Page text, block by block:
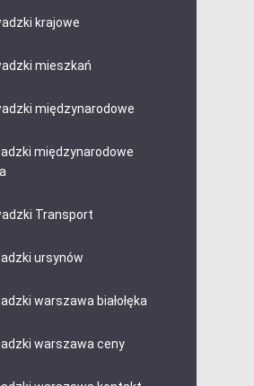
krajowe
mieszkań
międzynarodowe
międzynarodowe
Transport
ursynów
warszawa białołęka
warszawa ceny